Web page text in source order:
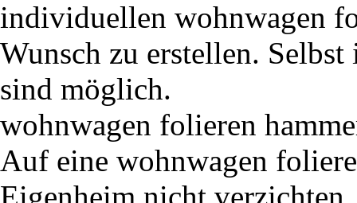
individuellen wohnwagen
Wunsch zu erstellen.
sind möglich.
wohnwagen folieren
Auf eine wohnwagen